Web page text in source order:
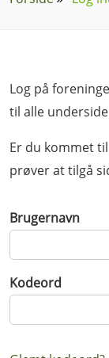
Log på
til alle
Er du kommet
prøver at tilgå
Brugernavn
Kodeord